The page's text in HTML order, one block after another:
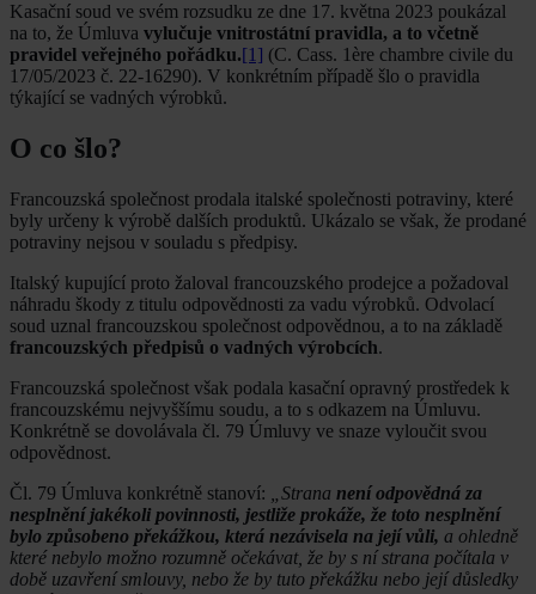
Kasační soud ve svém rozsudku ze dne 17. května 2023 poukázal
na to, že Úmluva vylučuje vnitrostátní pravidla, a to včetně
pravidel veřejného pořádku.[1] (C. Cass. 1ère chambre civile du
17/05/2023 č. 22-16290). V konkrétním případě šlo o pravidla
týkající se vadných výrobků.
O co šlo?
Francouzská společnost prodala italské společnosti potraviny, které
byly určeny k výrobě dalších produktů. Ukázalo se však, že prodané
potraviny nejsou v souladu s předpisy.
Italský kupující proto žaloval francouzského prodejce a požadoval
náhradu škody z titulu odpovědnosti za vadu výrobků. Odvolací
soud uznal francouzskou společnost odpovědnou, a to na základě
francouzských předpisů o vadných výrobcích.
Francouzská společnost však podala kasační opravný prostředek k
francouzskému nejvyššímu soudu, a to s odkazem na Úmluvu.
Konkrétně se dovolávala čl. 79 Úmluvy ve snaze vyloučit svou
odpovědnost.
Čl. 79 Úmluva konkrétně stanoví:
„Strana není odpovědná za
nesplnění jakékoli povinnosti, jestliže prokáže, že toto nesplnění
bylo způsobeno překážkou, která nezávisela na její vůli, a ohledně
které nebylo možno rozumně očekávat, že by s ní strana počítala v
době uzavření smlouvy, nebo že by tuto překážku nebo její důsledky